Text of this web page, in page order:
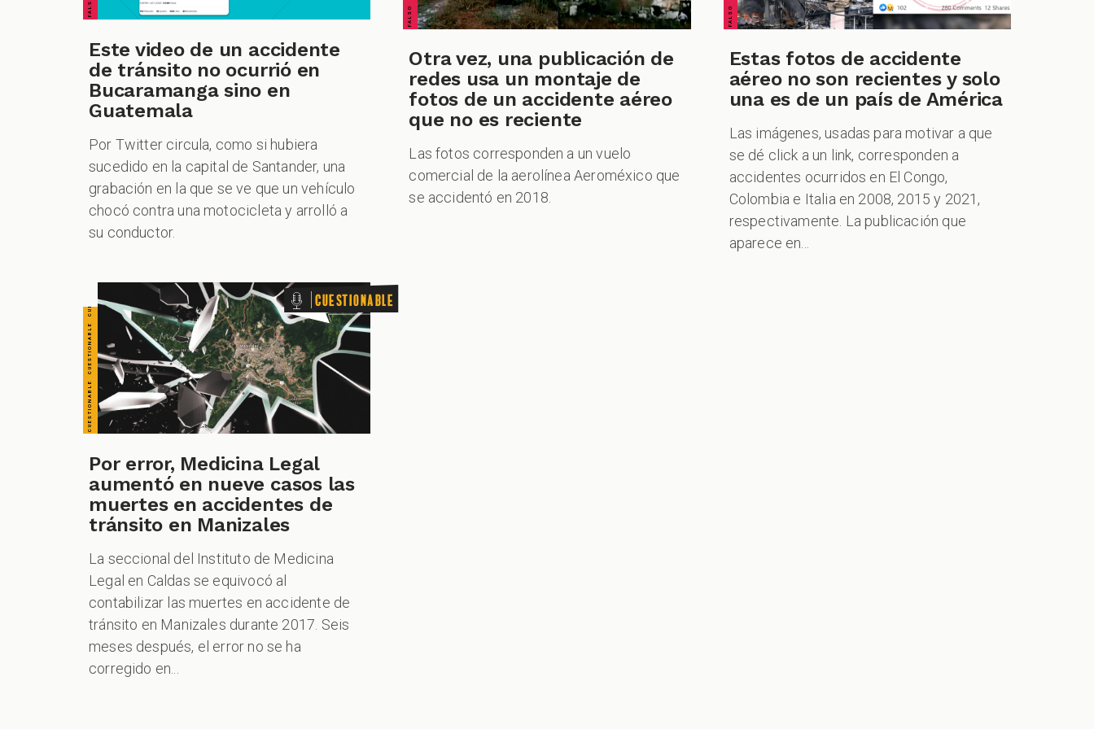
Este video de un accidente
de tránsito no ocurrió en
Bucaramanga sino en
Guatemala
Por Twitter circula, como si hubiera
sucedido en la capital de Santander, una
grabación en la que se ve que un vehículo
chocó contra una motocicleta y arrolló a
su conductor.
Otra vez, una publicación de
redes usa un montaje de
fotos de un accidente aéreo
que no es reciente
Las fotos corresponden a un vuelo
comercial de la aerolínea Aeroméxico que
se accidentó en 2018.
Estas fotos de accidente
aéreo no son recientes y solo
una es de un país de América
Las imágenes, usadas para motivar a que
se dé click a un link, corresponden a
accidentes ocurridos en El Congo,
Colombia e Italia en 2008, 2015 y 2021,
respectivamente. La publicación que
aparece en...
CUESTIONABLE CUESTIONABLE CUESTIONABLE CUESTIONABLE CUESTIONABLE CUESTIONABLE CUESTIONABLE Cuestionable
Por error, Medicina Legal
aumentó en nueve casos las
muertes en accidentes de
tránsito en Manizales
La seccional del Instituto de Medicina
Legal en Caldas se equivocó al
contabilizar las muertes en accidente de
tránsito en Manizales durante 2017. Seis
meses después, el error no se ha
corregido en...